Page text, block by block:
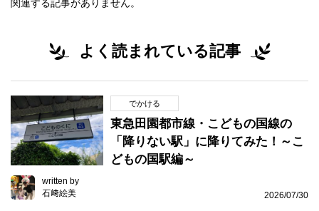
関連する記事がありません。
よく読まれている記事
でかける
東急田園都市線・こどもの国線の
「降りない駅」に降りてみた！～こ
どもの国駅編～
written by
石﨑絵美
2026/07/30